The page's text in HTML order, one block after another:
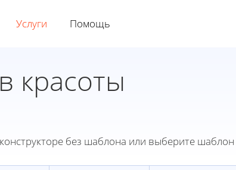
Услуги Помощь
красоты
без шаблона или выберите шаблон